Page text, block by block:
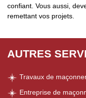
confiant. Vous aussi,
remettant vos projets.
AUTRES
Travaux de
Entreprise de